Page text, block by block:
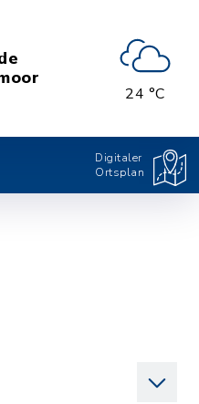
24 °C
Digitaler
Ortsplan